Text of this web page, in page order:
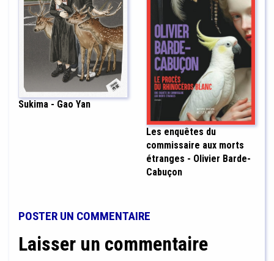
Sukima - Gao Yan
Les enquêtes du
commissaire aux morts
étranges - Olivier Barde-
Cabuçon
POSTER UN COMMENTAIRE
Laisser un commentaire